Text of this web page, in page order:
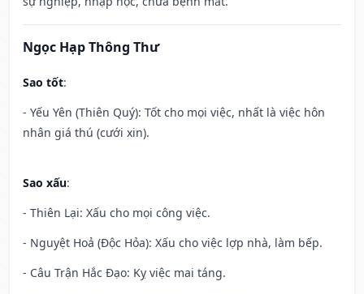
Ngọc Hạp Thông Thư
Sao tốt:
- Yếu Yên (Thiên Quý): Tốt cho mọi việc, nhất là việc hôn
nhân giá thú (cưới xin).
Sao xấu:
- Thiên Lại: Xấu cho mọi công việc.
- Nguyệt Hoả (Độc Hỏa): Xấu cho việc lợp nhà, làm bếp.
- Câu Trận Hắc Đạo: Kỵ việc mai táng.